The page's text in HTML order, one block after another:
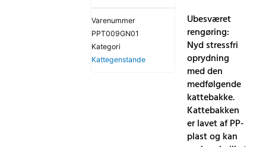
Varenummer
PPT009GN01
Kategori
Kattegenstande
Ubesværet
rengøring:
Nyd stressfri
oprydning
med den
medfølgende
kattebakke.
Kattebakken
er lavet af PP-
plast og kan